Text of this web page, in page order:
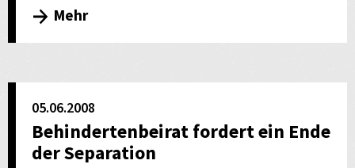
Mehr
05.06.2008
Behindertenbeirat fordert ein Ende
der Separation